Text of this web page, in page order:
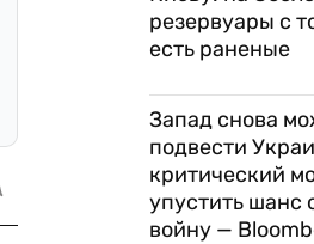
резервуары с
есть раненые
Запад снова
подвести
критический
упустить шанс
войну —